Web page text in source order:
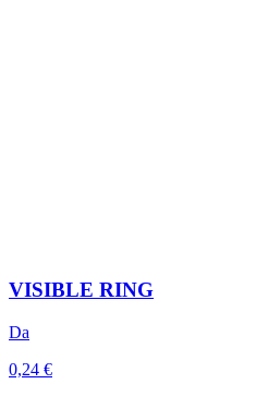
VISIBLE RING
Da
0,24 €